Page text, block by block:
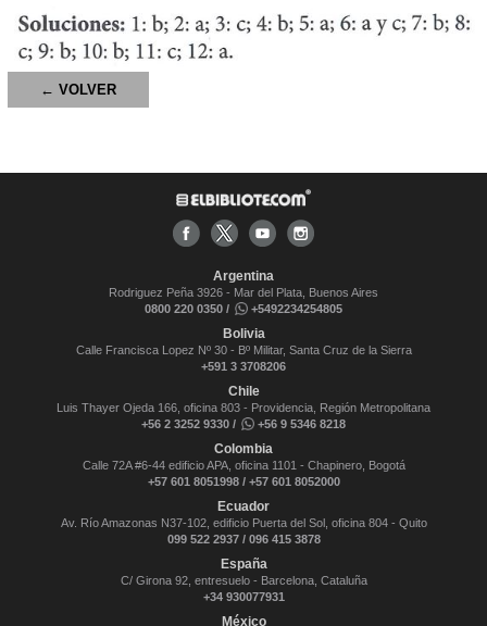
← VOLVER
Argentina
Rodriguez Peña 3926 - Mar del Plata, Buenos Aires
0800 220 0350 /
+5492234254805
Bolivia
Calle Francisca Lopez Nº 30 - Bº Militar, Santa Cruz de la Sierra
+591 3 3708206
Chile
Luis Thayer Ojeda 166, oficina 803 - Providencia, Región Metropolitana
+56 2 3252 9330 /
+56 9 5346 8218
Colombia
Calle 72A #6-44 edificio APA, oficina 1101 - Chapinero, Bogotá
+57 601 8051998 / +57 601 8052000
Ecuador
Av. Río Amazonas N37-102, edificio Puerta del Sol, oficina 804 - Quito
099 522 2937 / 096 415 3878
España
C/ Girona 92, entresuelo - Barcelona, Cataluña
+34 930077931
México